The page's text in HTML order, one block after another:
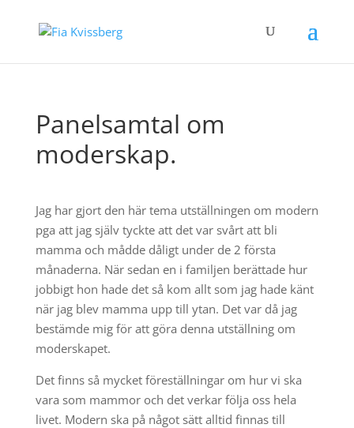
Panelsamtal om
moderskap.
Jag har gjort den här tema utställningen om modern
pga att jag själv tyckte att det var svårt att bli
mamma och mådde dåligt under de 2 första
månaderna. När sedan en i familjen berättade hur
jobbigt hon hade det så kom allt som jag hade känt
när jag blev mamma upp till ytan. Det var då jag
bestämde mig för att göra denna utställning om
moderskapet.
Det finns så mycket föreställningar om hur vi ska
vara som mammor och det verkar följa oss hela
livet. Modern ska på något sätt alltid finnas till